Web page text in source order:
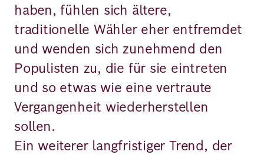
haben, fühlen sich ältere,
traditionelle Wähler eher entfremdet
und wenden sich zunehmend den
Populisten zu, die für sie eintreten
und so etwas wie eine vertraute
Vergangenheit wiederherstellen
sollen.
Ein weiterer langfristiger Trend, der